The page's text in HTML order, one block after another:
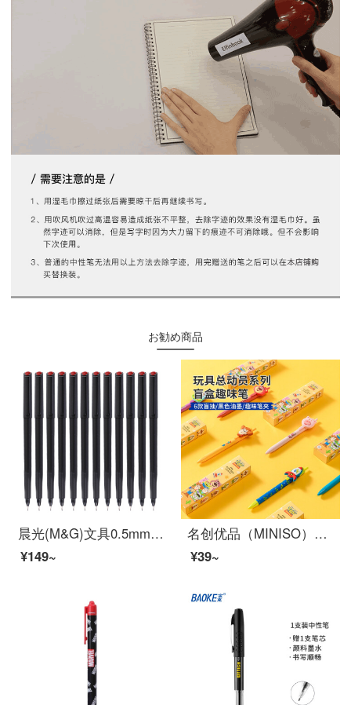
お勧め商品
晨光(M&G)文具0.5mm黑色碳素笔 纤维头会议笔 勾线笔 办公会议记录签字笔 水笔 12支/盒MG2180
¥149~
名创优品（MINISO）玩具总动员系列盲盒趣味笔0.5mm（黑色）（混） 盲盒混发
¥39~